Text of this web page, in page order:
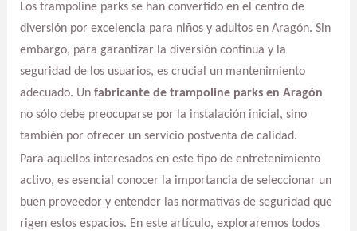
Los trampoline parks se han convertido en el centro de
diversión por excelencia para niños y adultos en Aragón. Sin
embargo, para garantizar la diversión continua y la
seguridad de los usuarios, es crucial un mantenimiento
adecuado. Un fabricante de trampoline parks en Aragón
no sólo debe preocuparse por la instalación inicial, sino
también por ofrecer un servicio postventa de calidad.
Para aquellos interesados en este tipo de entretenimiento
activo, es esencial conocer la importancia de seleccionar un
buen proveedor y entender las normativas de seguridad que
rigen estos espacios. En este artículo, exploraremos todos